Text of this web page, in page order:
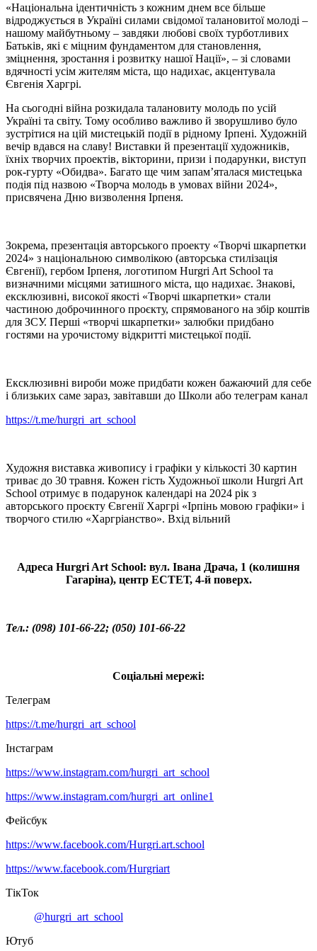
«Національна ідентичність з кожним днем все більше
відроджується в Україні силами свідомої талановитої молоді –
нашому майбутньому – завдяки любові своїх турботливих
Батьків, які є міцним фундаментом для становлення,
зміцнення, зростання і розвитку нашої Нації», – зі словами
вдячності усім жителям міста, що надихає, акцентувала
Євгенія Харгрі.
На сьогодні війна розкидала талановиту молодь по усій
Україні та світу. Тому особливо важливо й зворушливо було
зустрітися на цій мистецькій події в рідному Ірпені. Художній
вечір вдався на славу! Виставки й презентації художників,
їхніх творчих проектів, вікторини, призи і подарунки, виступ
рок-гурту «Обидва». Багато ще чим запам’яталася мистецька
подія під назвою «Творча молодь в умовах війни 2024»,
присвячена Дню визволення Ірпеня.
Зокрема, презентація авторського проекту «Творчі шкарпетки
2024» з національною символікою (авторська стилізація
Євгенії), гербом Ірпеня, логотипом Hurgri Art School та
визначними місцями затишного міста, що надихає. Знакові,
ексклюзивні, високої якості «Творчі шкарпетки» стали
частиною доброчинного проєкту, спрямованого на збір коштів
для ЗСУ. Перші «творчі шкарпетки» залюбки придбано
гостями на урочистому відкритті мистецької події.
Ексклюзивні вироби може придбати кожен бажаючий для себе
і близьких саме зараз, завітавши до Школи або телеграм канал
https://t.me/hurgri_art_school
Художня виставка живопису і графіки у кількості 30 картин
триває до 30 травня. Кожен гість Художньої школи Hurgri Art
School отримує в подарунок календарі на 2024 рік з
авторського проєкту Євгенії Харгрі «Ірпінь мовою графіки» і
творчого стилю «Харгріанство». Вхід вільний
Адреса Hurgri Art School: вул. Івана Драча, 1 (колишня
Гагаріна), центр ЕСТЕТ, 4-й поверх.
Тел.: (098) 101-66-22; (050) 101-66-22
Соціальні мережі:
Телеграм
https://t.me/hurgri_art_school
Інстаграм
https://www.instagram.com/hurgri_art_school
https://www.instagram.com/hurgri_art_online1
Фейсбук
https://www.facebook.com/Hurgri.art.school
https://www.facebook.com/Hurgriart
ТікТок
@hurgri_art_school
Ютуб